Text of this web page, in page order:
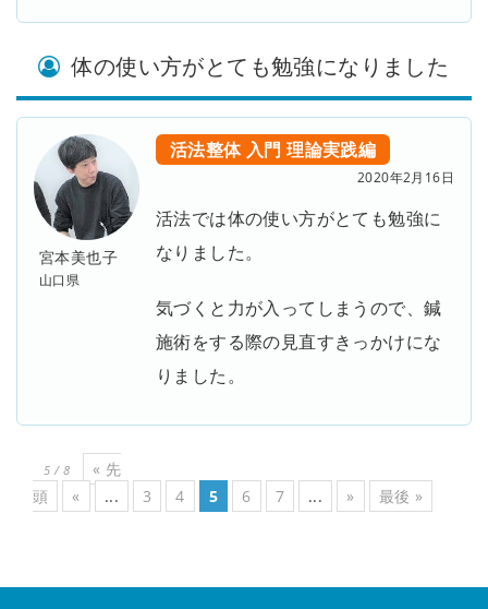
体の使い方がとても勉強になりました
宮本美也子
山口県
活法整体 入門 理論実践編
2020年2月16日
活法では体の使い方がとても勉強に
なりました。
気づくと力が入ってしまうので、鍼
施術をする際の見直すきっかけにな
りました。
5 / 8
« 先
頭
« ... 3 4 5 6 7 ... » 最後 »